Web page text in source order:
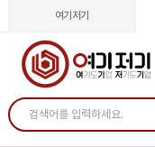
여기저기